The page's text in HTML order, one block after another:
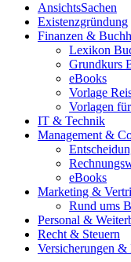
AnsichtsSachen
Existenzgründung
Finanzen &
Lexikon
Grundkurs
eBooks
Vorlage
Vorlagen
IT & Technik
Management &
eBooks
Marketing &
Rund ums
Personal &
Recht & Steuern
Versicherungen &